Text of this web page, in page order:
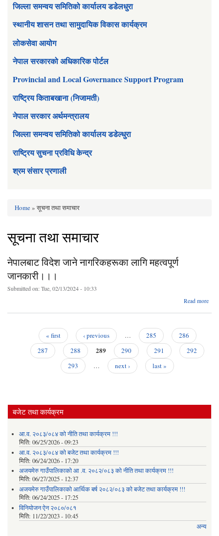
जिल्ला समन्वय समितिको कार्यालय डडेलधुरा
स्थानीय शासन तथा सामुदायिक विकास कार्यक्रम
लोकसेवा आयोग
नेपाल सरकारको अधिकारिक पोर्टल
Provincial and Local Governance Support Program
राष्ट्रिय किताबखाना (निजामती)
नेपाल सरकार अर्थमन्त्रालय
जिल्ला समन्वय समितिको कार्यालय डडेल्धुरा
राष्ट्रिय सुचना प्रविधि केन्द्र
श्रम संसार प्रणाली
You are here
Home» सूचना तथा समाचार
सूचना तथा समाचार
नेपालबाट विदेश जाने नागरिकहरूका लागि महत्वपूर्ण
जानकारी।।।
Submitted on:Tue, 02/13/2024 - 10:33
Read more
« first ‹ previous … 285
286
287
288 289 290 291
292
293
… next › last »
बजेट तथा कार्यक्रम
आ.व. २०८३/०८४ को नीति तथा कार्यक्रम !!!
मिति: 06/25/2026 - 09:23
आ.व. २०८३/०८४ को बजेट तथा कार्यक्रम !!!
मिति: 06/24/2026 - 17:20
अजयमेरु गाउँपालिकाको आ .व. २०८२/०८३ को नीति तथा कार्यक्रम !!!
मिति: 06/27/2025 - 12:37
अजयमेरु गाउँपालिकाको आर्थिक बर्ष २०८२/०८३ को बजेट तथा कार्यक्रम !!!
मिति: 06/24/2025 - 17:25
विनियोजन ऐन २०८०/०८१
मिति: 11/22/2023 - 10:45
अन्य